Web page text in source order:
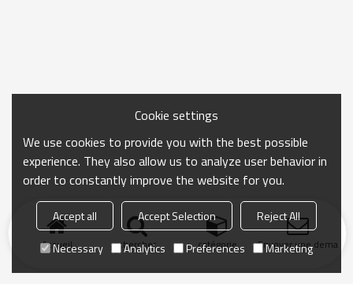
Accueil chercher catégorie Envoyer une
Cookie settings
We use cookies to provide you with the best possible
experience. They also allow us to analyze user behavior in
order to constantly improve the website for you.
Accept all Accept Selection
Reject All
Necessary
Analytics Preferences Marketing